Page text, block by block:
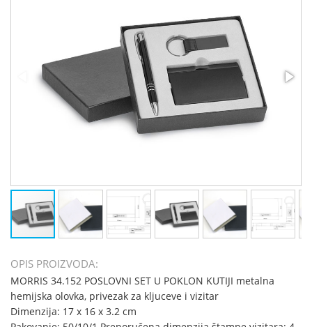
OPIS PROIZVODA:
MORRIS 34.152 POSLOVNI SET U POKLON KUTIJI metalna
hemijska olovka, privezak za kljuceve i vizitar
Dimenzija: 17 x 16 x 3.2 cm